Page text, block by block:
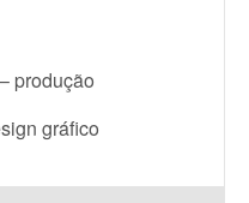
produção
gráfico